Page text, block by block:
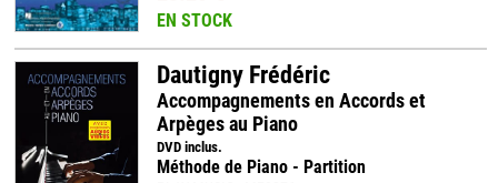
EN STOCK
Dautigny Frédéric
Accompagnements en Accords et
Arpèges au Piano
DVD inclus.
Méthode de Piano - Partition